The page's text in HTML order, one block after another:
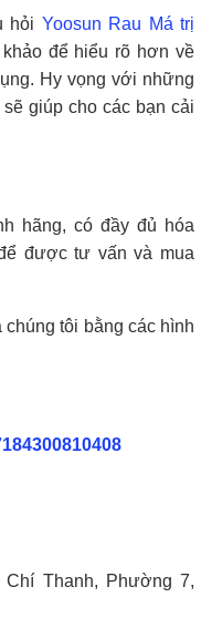
hỏi Yoosun Rau Má trị
để hiểu rõ hơn về
Hy vọng với những
giúp cho các bạn cải
hãng, có đầy đủ hóa
được tư vấn và mua
tôi bằng các hình
Thanh, Phường 7,